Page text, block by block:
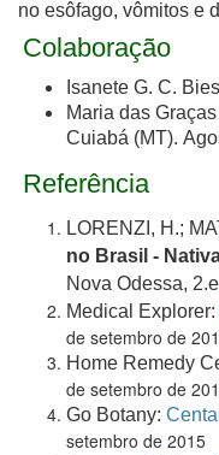
no esôfago, vômitos e
Colaboração
Isanete G. C.
Maria das
Cuiabá (MT).
Referência
LORENZI, H.;
no Brasil -
Nova Odessa,
Medical Explorer:
de setembro de
Home Remedy
de setembro de
Go Botany:
setembro de 2015